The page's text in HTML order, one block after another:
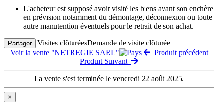
L'acheteur est supposé avoir visité les biens avant son enchère
en prévision notamment du démontage, déconnexion ou toute
autre manutention éventuels pour le retrait de son achat.
Partager Visites clôturéesDemande de visite clôturée
Voir la vente "NETREGIE SARL"
Produit précédent
Produit Suivant
La vente s'est terminée le vendredi 22 août 2025.
×